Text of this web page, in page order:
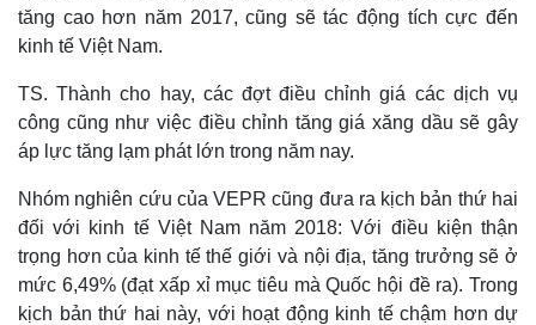
tăng cao hơn năm 2017, cũng sẽ tác động tích cực đến
kinh tế Việt Nam.
TS. Thành cho hay, các đợt điều chỉnh giá các dịch vụ
công cũng như việc điều chỉnh tăng giá xăng dầu sẽ gây
áp lực tăng lạm phát lớn trong năm nay.
Nhóm nghiên cứu của VEPR cũng đưa ra kịch bản thứ hai
đối với kinh tế Việt Nam năm 2018: Với điều kiện thận
trọng hơn của kinh tế thế giới và nội địa, tăng trưởng sẽ ở
mức 6,49% (đạt xấp xỉ mục tiêu mà Quốc hội đề ra). Trong
kịch bản thứ hai này, với hoạt động kinh tế chậm hơn dự